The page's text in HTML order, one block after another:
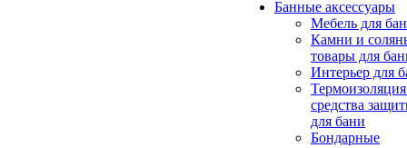
Банные аксессуары
Мебель для
Камни и
товары для
Интерьер для
средства
для бани
Бондарные